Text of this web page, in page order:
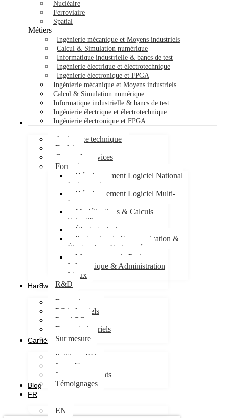
Nucléaire
Ferroviaire
Spatial
Métiers
Ingénierie mécanique et Moyens industriels
Calcul & Simulation numérique
Informatique industrielle & bancs de test
Ingénierie électrique et électrotechnique
Ingénierie électronique et FPGA
Ingénierie mécanique et Moyens industriels
Calcul & Simulation numérique
Informatique industrielle & bancs de test
Ingénierie électrique et électrotechnique
Ingénierie électronique et FPGA
Services
Assistance technique
Forfait
Centre de services
Formations
Développement Logiciel National
Instruments
Développement Logiciel Multi-
Langages
Modélisations & Calculs
Scientifiques
Électrotechnique
Protocoles de Communication &
Électronique Embarquée
Management de Projet
Informatique & Administration
Linux
R&D
Hardware
Bancs de test
PC industriels
Panel PC
Ecrans industriels
Sur mesure
Carrières
Politique RH
Nos offres
Nos engagements
Témoignages
Blog
FR
EN